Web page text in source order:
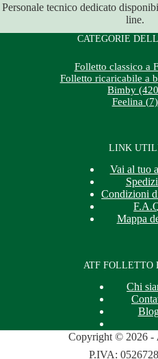
Personale tecnico dedicato
line.
CATEGORIE
Folletto classico a
Folletto ricaricabile a
Bimby
Feelina (7)
LINK
Vai al tuo
Condizioni
Mappa
ATF FOLLETTO
Chi
Copyright © 2026 -
P.IVA: